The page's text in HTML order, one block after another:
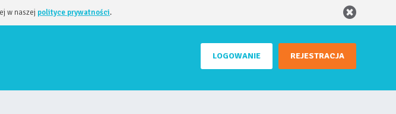
w naszej polityce prywatności.
REJESTRACJA
LOGOWANIE